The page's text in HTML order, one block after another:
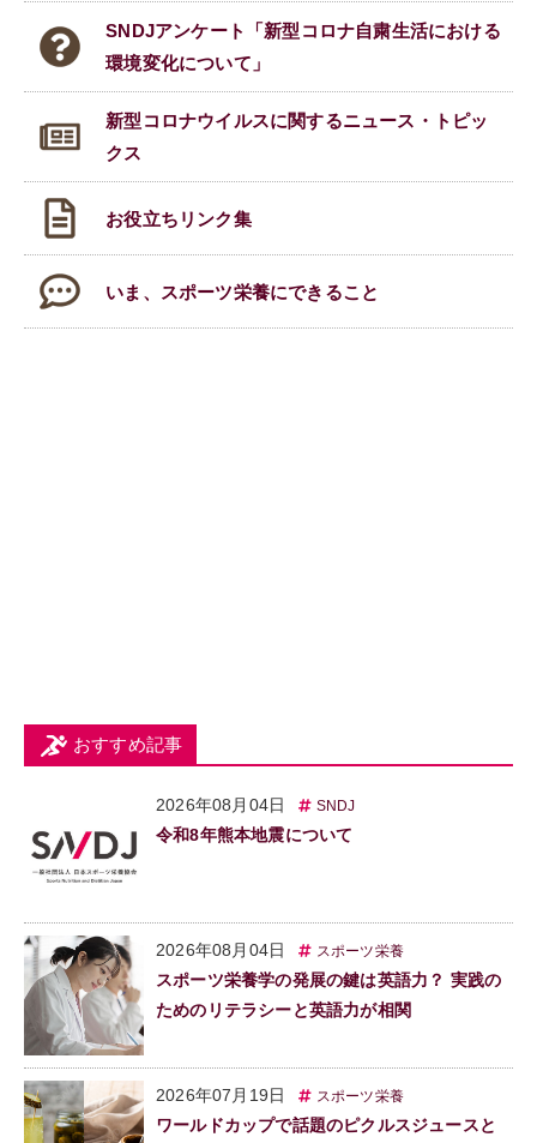
SNDJアンケート「新型コロナ自粛生活における
環境変化について」
新型コロナウイルスに関するニュース・トピッ
クス
お役立ちリンク集
いま、スポーツ栄養にできること
おすすめ記事
2026年08月04日 SNDJ
令和8年熊本地震について
2026年08月04日 スポーツ栄養
スポーツ栄養学の発展の鍵は英語力？ 実践の
ためのリテラシーと英語力が相関
2026年07月19日 スポーツ栄養
ワールドカップで話題のピクルスジュースと